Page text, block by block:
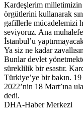
Kardeşlerim milletimizin
örgütlerini kullanarak
gafillerle mücadelemizi
seviyoruz. Ana
İstanbul’u
Ya siz ne kadar
Bunlar devlet
süreklilik bir esastır.
Türkiye’ye bir bakın.
2022’nin 18 Mart’ına
dedi.
DHA-Haber Merkezi